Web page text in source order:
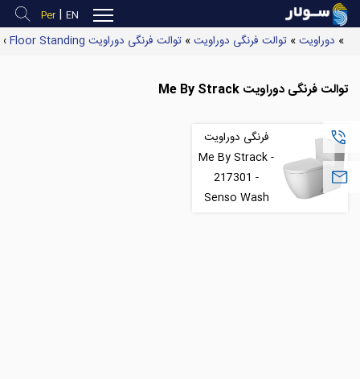
Per | EN
» دوراویت» توالت فرنگی دوراویت» توالت فرنگی دوراویت Floor Standing
توالت فرنگی دوراویت Me By Strack
فرنگی دوراویت
Me By Strack -
217301 -
Senso Wash